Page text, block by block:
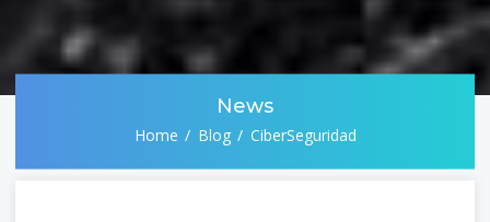
News
Home Blog CiberSeguridad